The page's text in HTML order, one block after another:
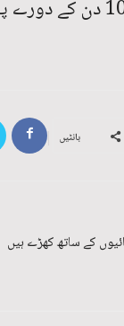
بانٹیں
کے ساتھ کھڑے ہیں